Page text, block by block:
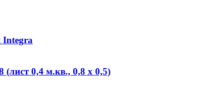
Integra
0,4 м.кв., 0,8 х 0,5)